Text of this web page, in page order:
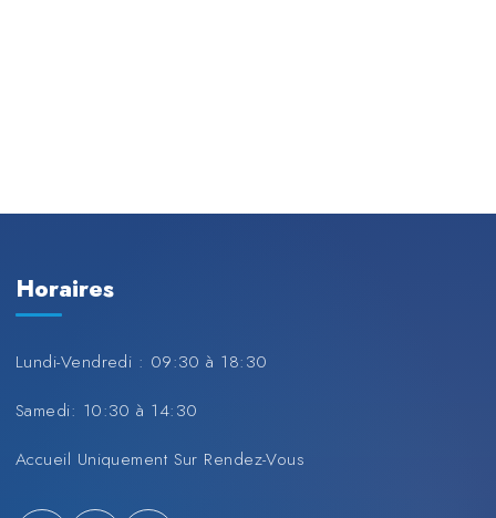
Horaires
Lundi-Vendredi : 09:30 à 18:30
Samedi: 10:30 à 14:30
Accueil Uniquement Sur Rendez-Vous